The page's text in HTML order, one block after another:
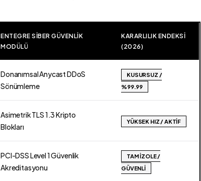
ENTEGRE SIBER GÜVENLIK
MODÜLÜ
KARARLILIK ENDEKSI
(2026)
Donanımsal Anycast DDoS
Sönümleme
KUSURSUZ /
%99.99
Asimetrik TLS 1.3 Kripto
Blokları
YÜKSEK HIZ / AKTIF
PCI-DSS Level 1 Güvenlik
Akreditasyonu
TAM İZOLE /
GÜVENLI